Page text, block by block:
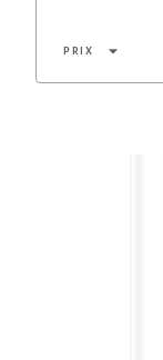
PRIX arrow_drop_down